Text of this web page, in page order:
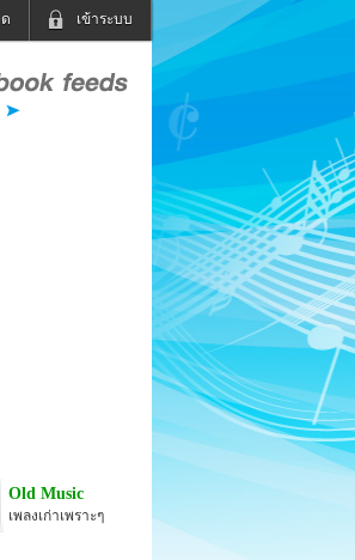
เข้าระบบ
ไลน์
Old Music
เพลงเก่าเพราะๆ